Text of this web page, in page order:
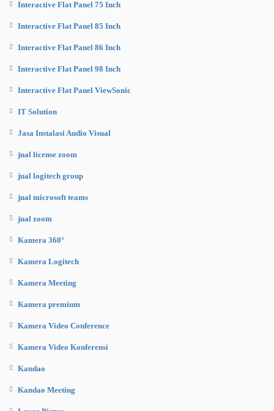
Interactive Flat Panel 75 Inch
Interactive Flat Panel 85 Inch
Interactive Flat Panel 86 Inch
Interactive Flat Panel 98 Inch
Interactive Flat Panel ViewSonic
IT Solution
Jasa Instalasi Audio Visual
jual license zoom
jual logitech group
jual microsoft teams
jual zoom
Kamera 360°
Kamera Logitech
Kamera Meeting
Kamera premium
Kamera Video Conference
Kamera Video Konferensi
Kandao
Kandao Meeting